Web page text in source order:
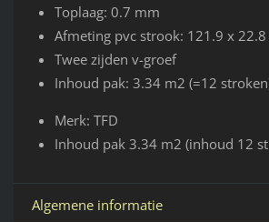
Toplaag: 0.7 mm
Afmeting pvc strook: 121.9 x 22.8
Twee zijden v-groef
Inhoud pak: 3.34 m2 (=12
Merk: TFD
Inhoud pak 3.34 m2 (inhoud 12
Algemene informatie